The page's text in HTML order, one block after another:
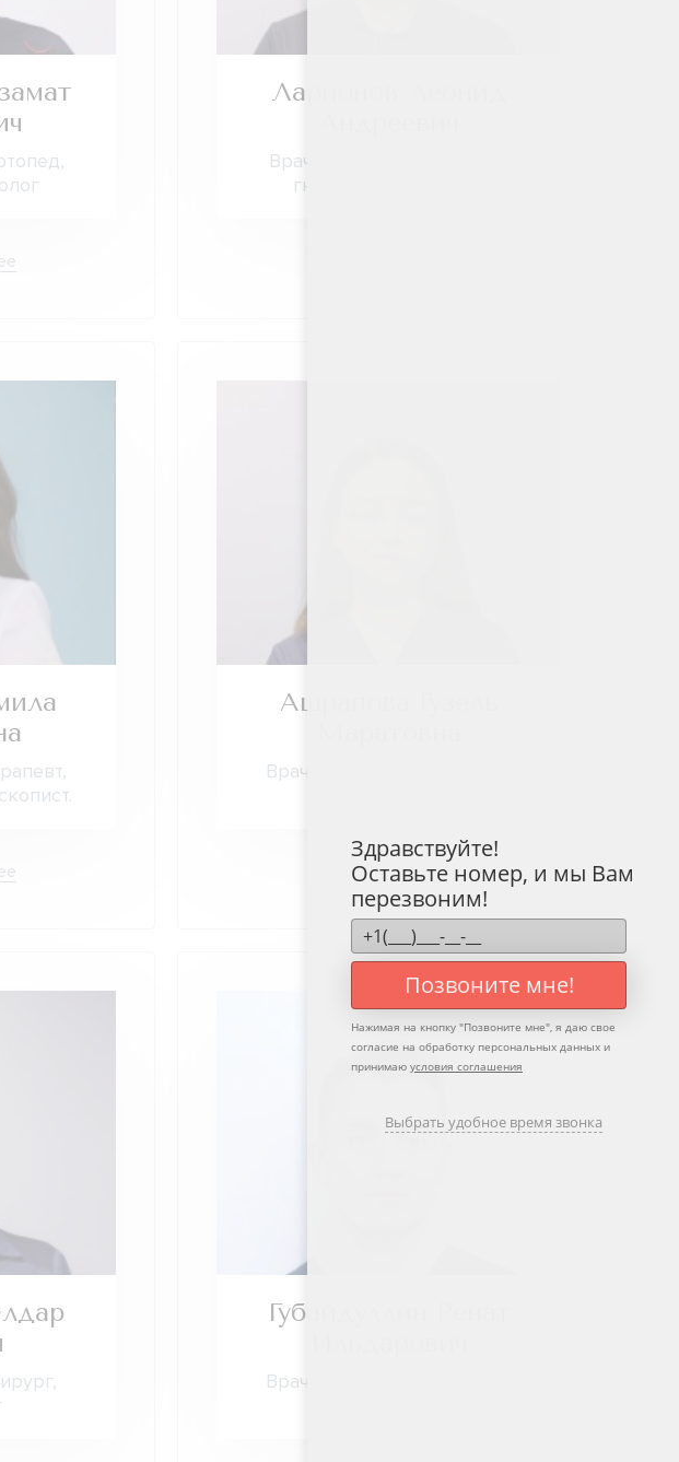
Ларионов Леонид
Врач-стоматолог-ортопед,
гнатолог, стоматолог
Ашрапова Гузель
Врач-стоматолог-терапевт,
Читать подробнее
Губайдуллин Ренат
Врач-стоматолог ортодонт,
Здравствуйте!
Оставьте номер, и мы Вам
перезвоним!
Позвоните мне!
Нажимая на кнопку "Позвоните мне", я даю свое
согласие на обработку персональных данных и
принимаю условия соглашения
Выбрать удобное время звонка